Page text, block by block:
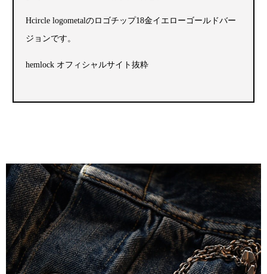
Hcircle logometalのロゴチップ18金イエローゴールドバー
ジョンです。
hemlock オフィシャルサイト抜粋